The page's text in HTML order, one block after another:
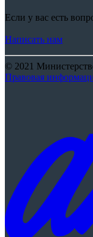
Если у вас есть
Написать нам
© 2021
Правовая